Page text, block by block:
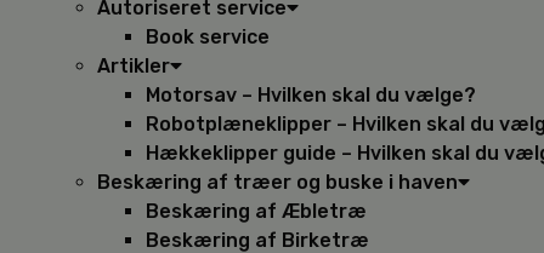
Autoriseret service
Book service
Artikler
Motorsav – Hvilken skal du vælge?
Robotplæneklipper – Hvilken skal du
Hækkeklipper guide – Hvilken skal du
Beskæring af træer og buske i haven
Beskæring af Æbletræ
Beskæring af Birketræ